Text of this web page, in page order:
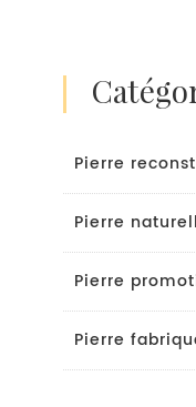
Pierre
Pierre
Pierre
Pierre